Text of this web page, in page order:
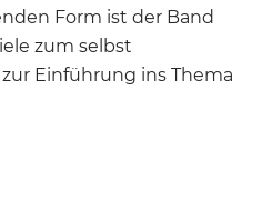
Form ist der Band
zum selbst
Einführung ins Thema